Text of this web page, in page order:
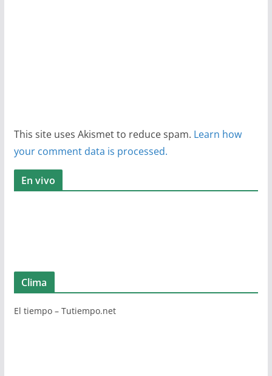
This site uses Akismet to reduce spam. Learn how
your comment data is processed.
En vivo
Clima
El tiempo – Tutiempo.net